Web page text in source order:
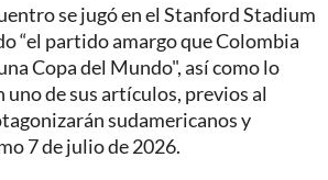
se jugó en el Stanford Stadium
“el partido amargo que Colombia
Copa del Mundo", así como lo
uno de sus artículos, previos al
sudamericanos y
7 de julio de 2026.